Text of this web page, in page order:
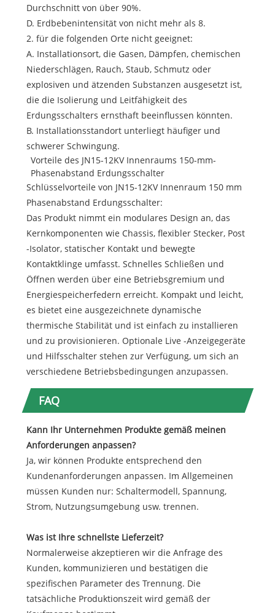
Durchschnitt von über 90%.
D. Erdbebenintensität von nicht mehr als 8.
2. für die folgenden Orte nicht geeignet:
A. Installationsort, die Gasen, Dämpfen, chemischen
Niederschlägen, Rauch, Staub, Schmutz oder
explosiven und ätzenden Substanzen ausgesetzt ist,
die die Isolierung und Leitfähigkeit des
Erdungsschalters ernsthaft beeinflussen könnten.
B. Installationsstandort unterliegt häufiger und
schwerer Schwingung.
Vorteile des JN15-12KV Innenraums 150-mm-
Phasenabstand Erdungsschalter
Schlüsselvorteile von JN15-12KV Innenraum 150 mm
Phasenabstand Erdungsschalter:
Das Produkt nimmt ein modulares Design an, das
Kernkomponenten wie Chassis, flexibler Stecker, Post
-Isolator, statischer Kontakt und bewegte
Kontaktklinge umfasst. Schnelles Schließen und
Öffnen werden über eine Betriebsgremium und
Energiespeicherfedern erreicht. Kompakt und leicht,
es bietet eine ausgezeichnete dynamische
thermische Stabilität und ist einfach zu installieren
und zu provisionieren. Optionale Live -Anzeigegeräte
und Hilfsschalter stehen zur Verfügung, um sich an
verschiedene Betriebsbedingungen anzupassen.
FAQ
Kann Ihr Unternehmen Produkte gemäß meinen
Anforderungen anpassen?
Ja, wir können Produkte entsprechend den
Kundenanforderungen anpassen. Im Allgemeinen
müssen Kunden nur: Schaltermodell, Spannung,
Strom, Nutzungsumgebung usw. trennen.
Was ist Ihre schnellste Lieferzeit?
Normalerweise akzeptieren wir die Anfrage des
Kunden, kommunizieren und bestätigen die
spezifischen Parameter des Trennung. Die
tatsächliche Produktionszeit wird gemäß der